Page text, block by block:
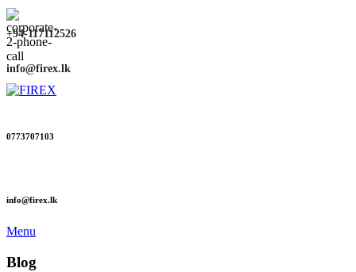
+94-117112526
info@firex.lk
0773707103
info@firex.lk
Menu
Blog